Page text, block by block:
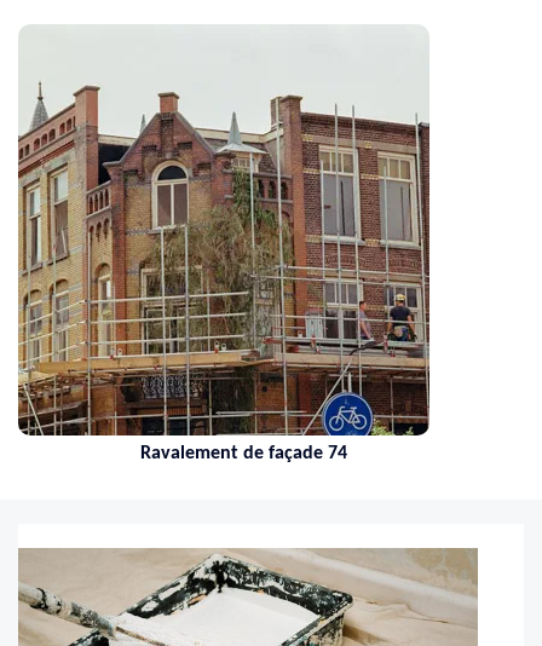
Ravalement de façade 74